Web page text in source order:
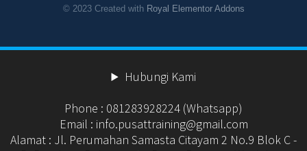
© 2023 Created with Royal Elementor Addons
Hubungi Kami
Phone : 081283928224 (Whatsapp)
Email : info.pusattraining@gmail.com
Alamat : Jl. Perumahan Samasta Citayam 2 No.9 Blok C -